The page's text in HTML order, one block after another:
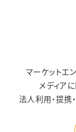
マーケットエ
メディア
法人利用・提携